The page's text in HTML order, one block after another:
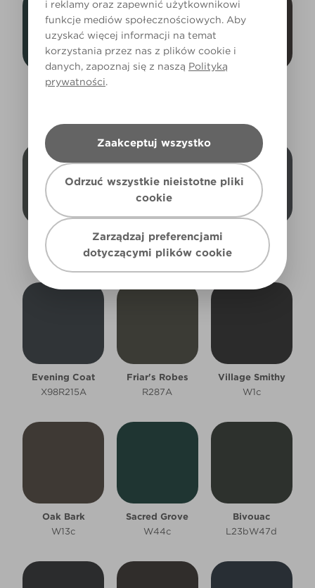
i reklamy oraz zapewnić użytkownikowi
funkcje mediów społecznościowych. Aby
uzyskać więcej informacji na temat
korzystania przez nas z plików cookie i
danych, zapoznaj się z naszą Polityką
prywatności.
Zaakceptuj wszystko
Odrzuć wszystkie nieistotne pliki
cookie
Zarządzaj preferencjami
dotyczącymi plików cookie
Deep in the
Model T
R277A
Timber Green
R286A
Dinner Jacket
X99R208A
Evening Coat
X98R215A
Friar's Robes
R287A
Village Smithy
W1c
Oak Bark
W13c
Sacred Grove
W44c
Bivouac
L23bW47d